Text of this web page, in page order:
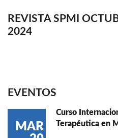
REVISTA SPMI
2024
EVENTOS
MAR
Curso
Terapéutica en